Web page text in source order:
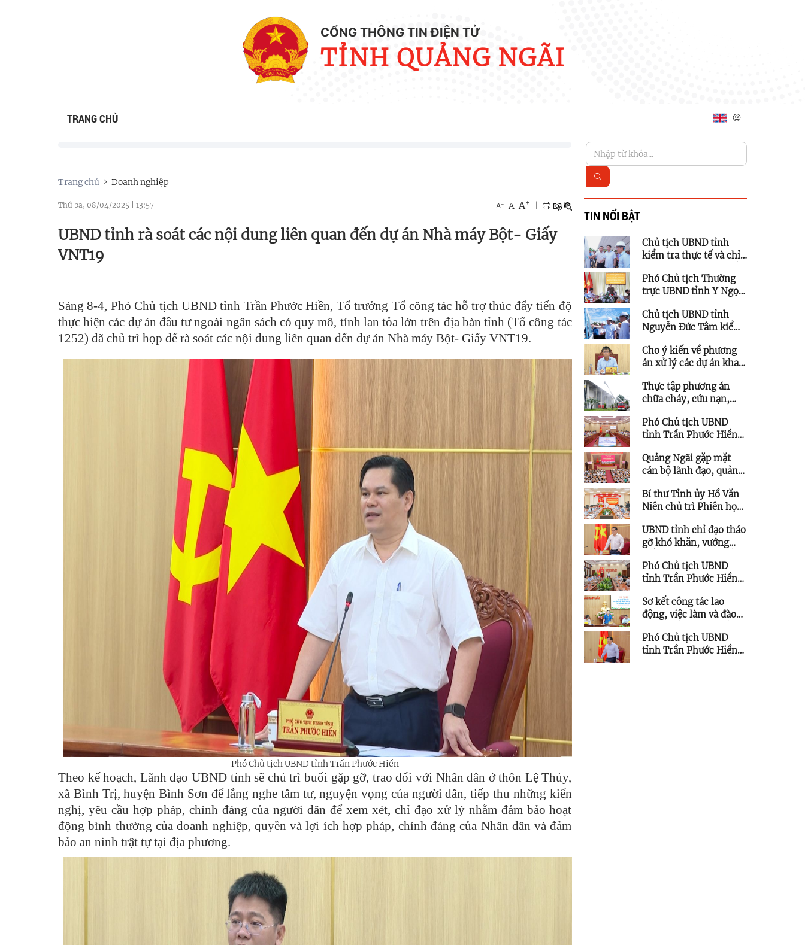
CỔNG THÔNG TIN ĐIỆN TỬ
TỈNH QUẢNG NGÃI
TRANG CHỦ
Trang chủ Doanh nghiệp
Thứ ba, 08/04/2025 13:57 A- A A+
UBND tỉnh rà soát các nội dung liên quan đến dự án Nhà máy Bột- Giấy
VNT19
Sáng 8-4, Phó Chủ tịch UBND tỉnh Trần Phước Hiền, Tổ trưởng Tổ công tác hỗ trợ thúc đẩy tiến độ
thực hiện các dự án đầu tư ngoài ngân sách có quy mô, tính lan tỏa lớn trên địa bàn tỉnh (Tổ công tác
1252) đã chủ trì họp để rà soát các nội dung liên quan đến dự án Nhà máy Bột- Giấy VNT19.
Phó Chủ tịch UBND tỉnh Trần Phước Hiền
Theo kế hoạch, Lãnh đạo UBND tỉnh sẽ chủ trì buổi gặp gỡ, trao đổi với Nhân dân ở thôn Lệ Thủy,
xã Bình Trị, huyện Bình Sơn để lắng nghe tâm tư, nguyện vọng của người dân, tiếp thu những kiến
nghị, yêu cầu hợp pháp, chính đáng của người dân để xem xét, chỉ đạo xử lý nhằm đảm bảo hoạt
động bình thường của doanh nghiệp, quyền và lợi ích hợp pháp, chính đáng của Nhân dân và đảm
bảo an ninh trật tự tại địa phương.
TIN NỔI BẬT
Chủ tịch UBND tỉnh
kiểm tra thực tế và chỉ
các dự án giao thông
trọng điểm
Phó Chủ tịch Thường
trực UBND tỉnh Y Ngọc
về thực hiện “Chiến
dịch 500 ngày đêm”
Chủ tịch UBND tỉnh
Nguyễn Đức Tâm kiểm
trọng điểm của Hòa
Phát tại KKT Dung Quất
Cho ý kiến về phương
án xử lý các dự án khai
triển kết cấu hạ tầng
trên địa bàn phía Tây
Thực tập phương án
chữa cháy, cứu nạn,
Hội nghị và Triển lãm
tỉnh Quảng Ngãi
Phó Chủ tịch UBND
tỉnh Trần Phước Hiền
triển khai thực hiện
Nghị quyết 57
Quảng Ngãi gặp mặt
cán bộ lãnh đạo, quản
Thường vụ Tỉnh ủy
quản lý được quy hoạch
Bí thư Tỉnh ủy Hồ Văn
Niên chủ trì Phiên họp
trình trọng điểm
UBND tỉnh chỉ đạo tháo
gỡ khó khăn, vướng
đọng, kéo dài
Phó Chủ tịch UBND
tỉnh Trần Phước Hiền
Ứng dụng Khoa học và
Công nghệ
Sơ kết công tác lao
động, việc làm và đào
năm 2026
Phó Chủ tịch UBND
tỉnh Trần Phước Hiền